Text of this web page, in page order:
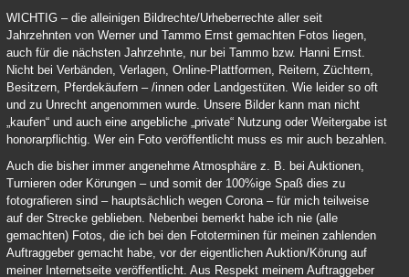
WICHTIG – die alleinigen Bildrechte/Urheberrechte aller seit
Jahrzehnten von Werner und Tammo Ernst gemachten Fotos liegen,
auch für die nächsten Jahrzehnte, nur bei Tammo bzw. Hanni Ernst.
Nicht bei Verbänden, Verlagen, Online-Plattformen, Reitern, Züchtern,
Besitzern, Pferdekäufern – /innen oder Landgestüten. Wie leider so oft
und zu Unrecht angenommen wurde. Unsere Bilder kann man nicht
„kaufen“ und auch eine angebliche „private“ Nutzung oder Weitergabe ist
honorarpflichtig. Wer ein Foto veröffentlicht muss es mir auch bezahlen.
Auch die bisher immer angenehme Atmosphäre z. B. bei Auktionen,
Turnieren oder Körungen – und somit der 100%ige Spaß dies zu
fotografieren sind – hauptsächlich wegen Corona – für mich teilweise
auf der Strecke geblieben. Nebenbei bemerkt habe ich nie (alle
gemachten) Fotos, die ich bei den Fototerminen für meinen zahlenden
Auftraggeber gemacht habe, vor der eigentlichen Auktion/Körung auf
meiner Internetseite veröffentlicht. Aus Respekt meinem Auftraggeber